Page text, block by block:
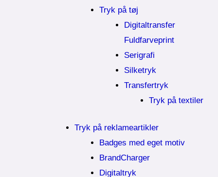
Tryk på tøj
Digitaltransfer
Fuldfarveprint
Serigrafi
Silketryk
Transfertryk
Tryk på textiler
Tryk på reklameartikler
Badges med eget motiv
BrandCharger
Digitaltryk